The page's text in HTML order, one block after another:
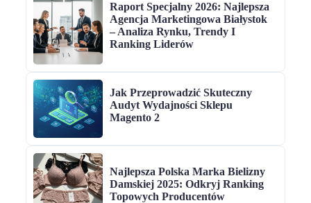
Raport Specjalny 2026: Najlepsza
Agencja Marketingowa Białystok
– Analiza Rynku, Trendy I
Ranking Liderów
Jak Przeprowadzić Skuteczny
Audyt Wydajności Sklepu
Magento 2
Najlepsza Polska Marka Bielizny
Damskiej 2025: Odkryj Ranking
Topowych Producentów